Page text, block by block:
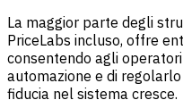
La maggior parte degli
PriceLabs incluso, offre
consentendo agli
automazione e di
fiducia nel sistema cresce.